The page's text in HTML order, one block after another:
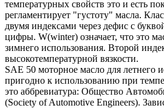
температурных свойств это и есть
регламентирует "густоту" масла.
двумя индексами через дефис с
цифры. W(winter) означает, что это
зимнего использования. Второй
высокотемпературной вязкости.
SAE 50 моторное масло для летнего
пригодно к использованию при
это аббревиатура: Общество
(Society of Automotive Engineers).